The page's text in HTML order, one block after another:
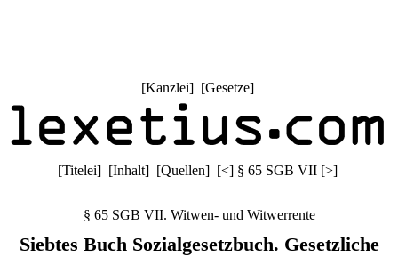
[Kanzlei] [Gesetze]
[Titelei] [Inhalt] [Quellen] [<] § 65 SGB VII [>]
§ 65 SGB VII. Witwen- und Witwerrente
Siebtes Buch Sozialgesetzbuch. Gesetzliche